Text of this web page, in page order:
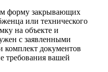
форму закрывающих
или технического
на объекте и
с заявленными
комплект документов
требования вашей